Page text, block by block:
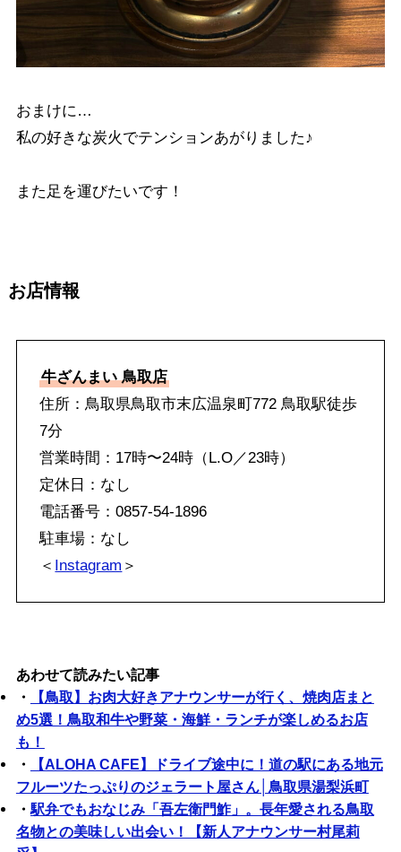
おまけに…
私の好きな炭火でテンションあがりました♪
また足を運びたいです！
お店情報
牛ざんまい 鳥取店
住所：鳥取県鳥取市末広温泉町772 鳥取駅徒歩
7分
営業時間：17時〜24時（L.O／23時）
定休日：なし
電話番号：0857-54-1896
駐車場：なし
＜ Instagram ＞
あわせて読みたい記事
・
【鳥取】お肉大好きアナウンサーが行く、焼肉店まと
め5選！鳥取和牛や野菜・海鮮・ランチが楽しめるお店
も！
・
【ALOHA CAFE】ドライブ途中に！道の駅にある地元
フルーツたっぷりのジェラート屋さん│鳥取県湯梨浜町
・駅弁でもおなじみ「吾左衛門鮓」。長年愛される鳥取
名物との美味しい出会い！【新人アナウンサー村尾莉